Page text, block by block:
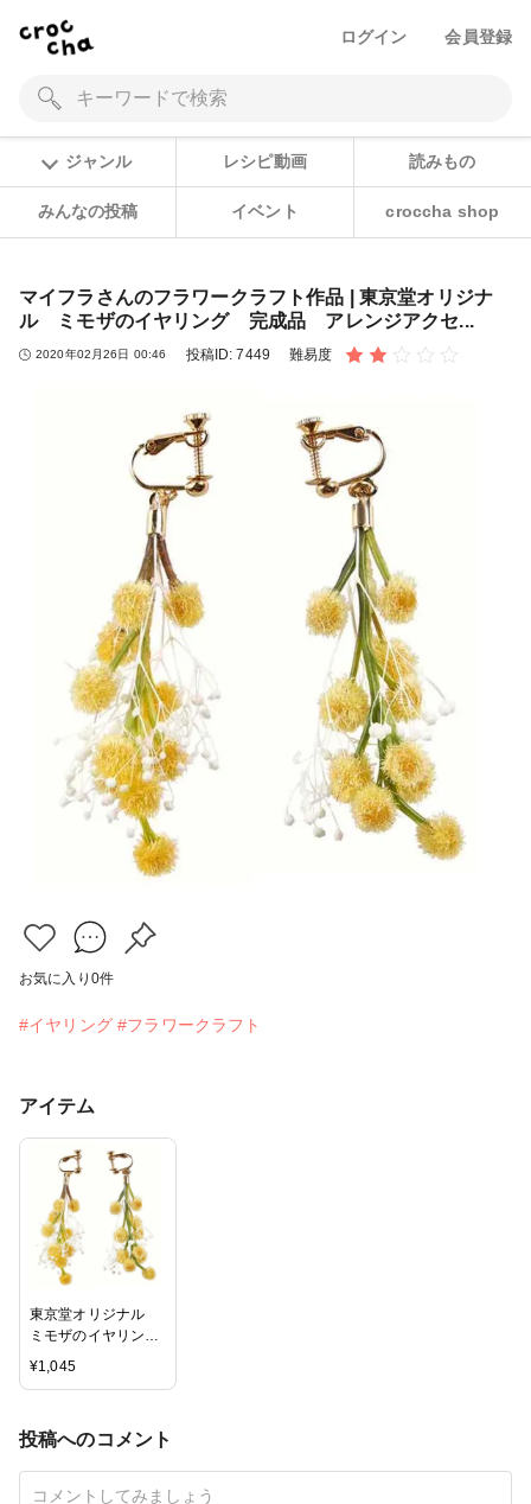
ログイン 会員登録
ジャンル レシピ動画 読みもの
みんなの投稿 イベント croccha shop
マイフラさんのフラワークラフト作品 | 東京堂オリジナ
ル ミモザのイヤリング 完成品 アレンジアクセ...
2020年02月26日 00:46 投稿ID:7449 難易度
お気に入り 0件
#イヤリング #フラワークラフト
アイテム
東京堂オリジナル
ミモザのイヤリン
グ 完成品 アレン
ジアクセサリー ア
ZA007740 ギフト
¥1,045
投稿へのコメント